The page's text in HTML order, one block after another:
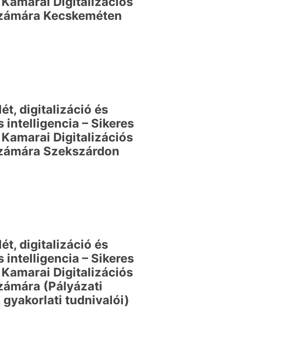
Kecskeméten
digitalizáció és
intelligencia – Sikeres
Digitalizációs
Szekszárdon
digitalizáció és
intelligencia – Sikeres
Digitalizációs
(Pályázati
gyakorlati tudnivalói)